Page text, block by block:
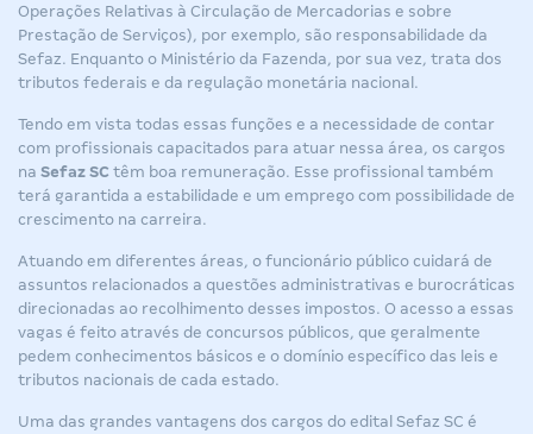
Operações Relativas à Circulação de Mercadorias e sobre
Prestação de Serviços), por exemplo, são responsabilidade da
Sefaz. Enquanto o Ministério da Fazenda, por sua vez, trata dos
tributos federais e da regulação monetária nacional.
Tendo em vista todas essas funções e a necessidade de contar
com profissionais capacitados para atuar nessa área, os cargos
na Sefaz SC têm boa remuneração. Esse profissional também
terá garantida a estabilidade e um emprego com possibilidade de
crescimento na carreira.
Atuando em diferentes áreas, o funcionário público cuidará de
assuntos relacionados a questões administrativas e burocráticas
direcionadas ao recolhimento desses impostos. O acesso a essas
vagas é feito através de concursos públicos, que geralmente
pedem conhecimentos básicos e o domínio específico das leis e
tributos nacionais de cada estado.
Uma das grandes vantagens dos cargos do edital Sefaz SC é